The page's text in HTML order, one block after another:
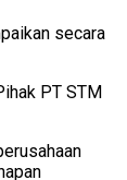
secara
PT STM